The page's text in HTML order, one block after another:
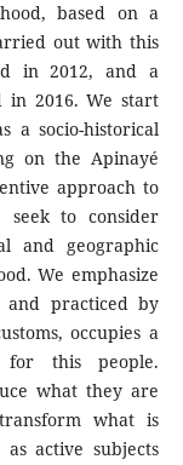
based on a
out with this
in 2012, and a
in 2016. We start
a socio-historical
on the Apinayé
approach to
to consider
and geographic
We emphasize
and practiced by
occupies a
for this people.
what they are
what is
active subjects